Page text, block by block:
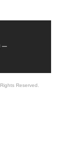
ー
Reserved.